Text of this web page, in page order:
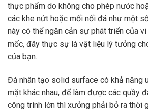
thực phẩm do không cho phép nước
các khe nứt hoặc mối nối đá như một
này có thể ngăn cản sự phát triển của
mốc, đây thực sự là vật liệu lý tưởng
của bạn.
Đá nhân tạo solid surface có khả năng
mặt khác nhau, để làm được các quầy
công trình lớn thì xưởng phải bỏ ra thời